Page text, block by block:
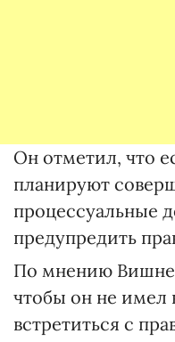
Он отметил, что
планируют
процессуальные
предупредить
По мнению
чтобы он не имел
встретиться с